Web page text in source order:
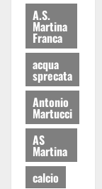
A.S.
Martina
Franca
acqua
sprecata
Antonio
Martucci
AS
Martina
calcio